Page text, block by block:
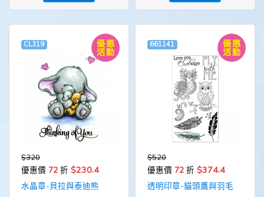
CL319
$320
優惠價 72 折 $230.4
水晶章-貝拉與泰迪熊
661141
$520
優惠價 72 折 $374.4
透明印章-貓頭鷹與羽毛